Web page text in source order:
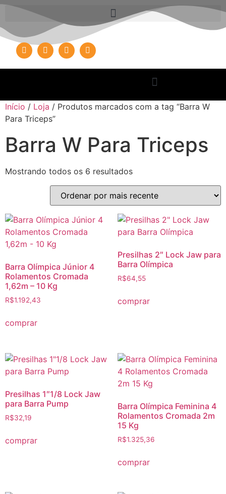
Início / Loja / Produtos marcados com a tag “Barra W
Para Triceps”
Barra W Para Triceps
Mostrando todos os 6 resultados
Barra Olímpica Júnior 4
Rolamentos Cromada
1,62m – 10 Kg
R$1.192,43
comprar
Presilhas 2″ Lock Jaw para
Barra Olímpica
R$64,55
comprar
Presilhas 1″1/8 Lock Jaw
para Barra Pump
R$32,19
comprar
Barra Olímpica Feminina 4
Rolamentos Cromada 2m
15 Kg
R$1.325,36
comprar